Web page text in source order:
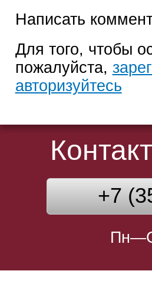
Написать
Для того, чтобы
пожалуйста,
авторизуйтесь
+7